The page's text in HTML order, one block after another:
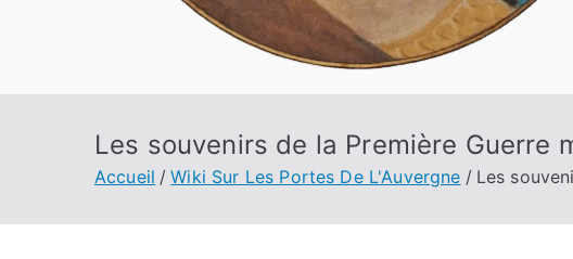
Les souvenirs de la Première Guerre
Accueil Wiki Sur Les Portes De L'Auvergne Les